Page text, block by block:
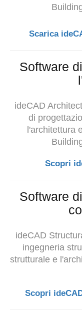
Scarica
Software
ideCAD
di
l'architettura
Scopri
Software
ideCAD
ingegneria
strutturale e
Scopri